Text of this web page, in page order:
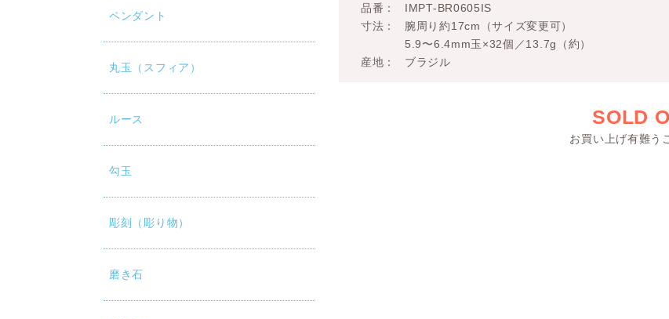
ペンダント
丸玉（スフィア）
ルース
勾玉
彫刻（彫り物）
磨き石
品番
IMPT-BR0605IS
寸法
腕周り約17cm（サイズ変更可）
5.9〜6.4mm玉×32個／13.7g（約）
産地
ブラジル
SOLD
お買い上げ有難う